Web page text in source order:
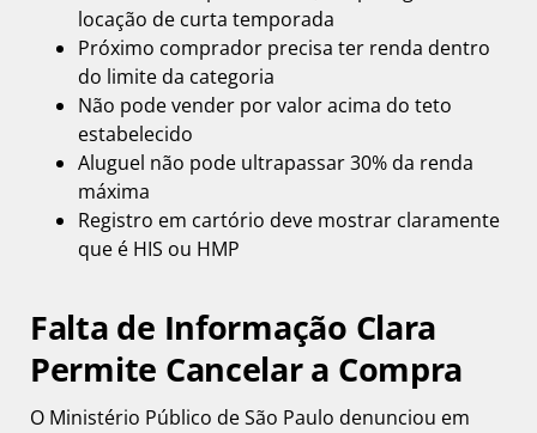
locação de curta temporada
Próximo comprador precisa ter renda dentro
do limite da categoria
Não pode vender por valor acima do teto
estabelecido
Aluguel não pode ultrapassar 30% da renda
máxima
Registro em cartório deve mostrar claramente
que é HIS ou HMP
Falta de Informação Clara
Permite Cancelar a Compra
O Ministério Público de São Paulo denunciou em